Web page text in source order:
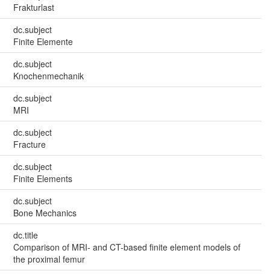
Frakturlast
dc.subject
Finite Elemente
dc.subject
Knochenmechanik
dc.subject
MRI
dc.subject
Fracture
dc.subject
Finite Elements
dc.subject
Bone Mechanics
dc.title
Comparison of MRI- and CT-based finite element models of
the proximal femur